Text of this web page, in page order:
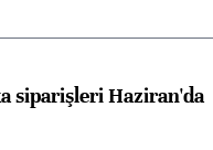
siparişleri Haziran'da